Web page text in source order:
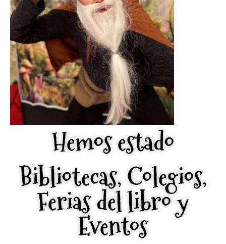
Hemos estado
Bibliotecas, Colegios,
Ferias del libro y
Eventos